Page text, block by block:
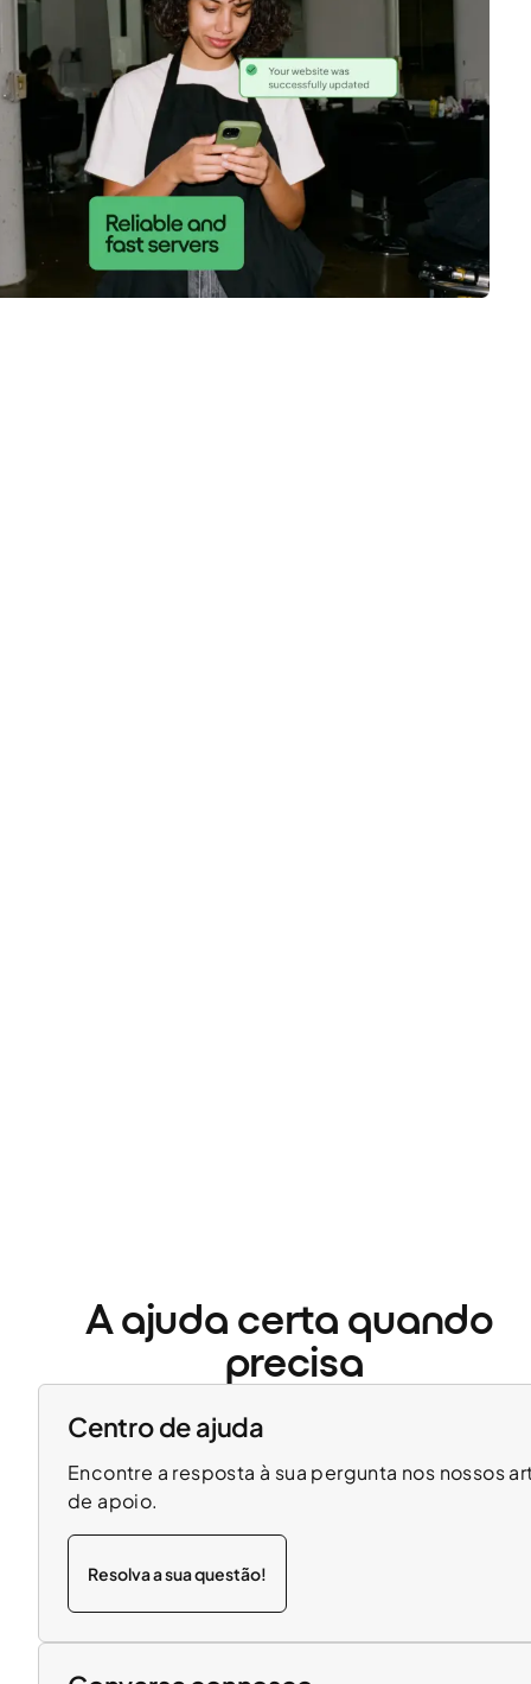
A ajuda certa quando
precisa
Centro de ajuda
Encontre a resposta à sua pergunta nos nossos
de apoio.
Resolva a sua questão!